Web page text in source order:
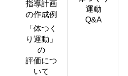
指導計画
の作成例
「体つく
り運動」
の
評価につ
いて
運動
Q&A